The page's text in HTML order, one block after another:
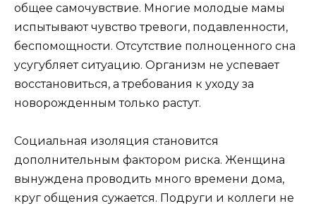
общее самочувствие. Многие молодые мамы
испытывают чувство тревоги, подавленности,
беспомощности. Отсутствие полноценного сна
усугубляет ситуацию. Организм не успевает
восстановиться, а требования к уходу за
новорожденным только растут.
Социальная изоляция становится
дополнительным фактором риска. Женщина
вынуждена проводить много времени дома,
круг общения сужается. Подруги и коллеги не